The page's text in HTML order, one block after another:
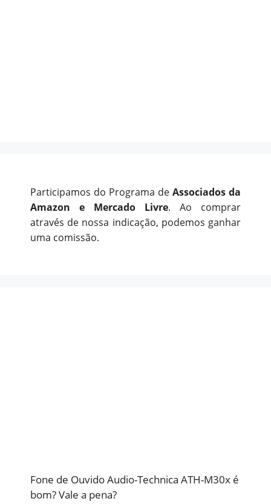
Participamos do Programa de Associados da
Amazon e Mercado Livre. Ao comprar
através de nossa indicação, podemos ganhar
uma comissão.
Fone de Ouvido Audio-Technica ATH-M30x é
bom? Vale a pena?